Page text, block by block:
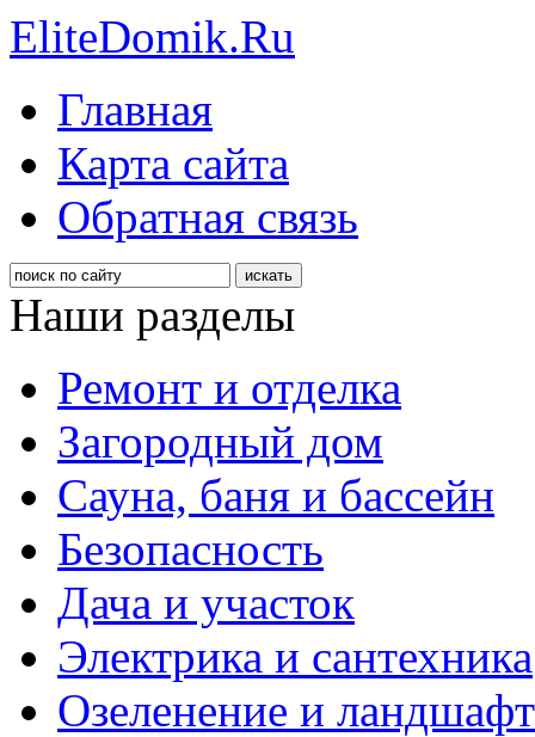
EliteDomik.Ru
Главная
Карта сайта
Обратная связь
Наши разделы
Ремонт и отделка
Загородный дом
Сауна, баня и бассейн
Безопасность
Дача и участок
Электрика и сантехника
Озеленение и